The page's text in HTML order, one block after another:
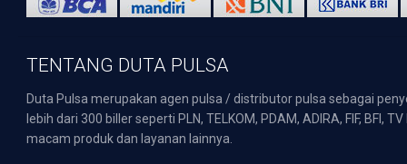
TENTANG DUTA PULSA
Duta Pulsa merupakan agen pulsa / distributor pulsa sebagai
lebih dari 300 biller seperti PLN, TELKOM, PDAM, ADIRA, FIF,
macam produk dan layanan lainnya.